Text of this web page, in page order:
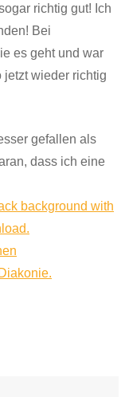
richtig gut! Ich
Bei
es geht und war
jetzt wieder richtig
gefallen als
dass ich eine